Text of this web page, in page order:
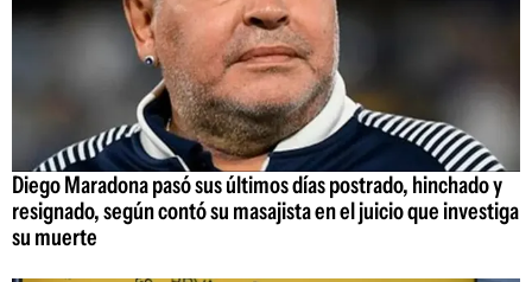
Diego Maradona pasó sus últimos días postrado, hinchado y
resignado, según contó su masajista en el juicio que investiga
su muerte